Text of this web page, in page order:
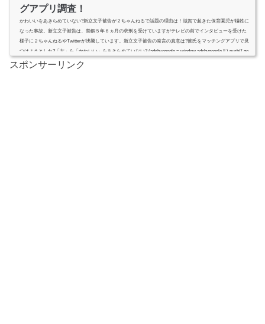
グアプリ調査！
かわいいをあきらめていない?新立文子被告が２ちゃんねるで話題の理由は！滋賀で起きた保育園児が犠牲に
なった事故。新立文子被告は、禁錮５年６ヵ月の求刑を受けていますがテレビの前でインタビューを受けた
様子に２ちゃんねるやTwitterが沸騰しています。新立文子被告の発言の真意は?彼氏をマッチングアプリで見
つけようとした?「女」を「かわいい」をあきらめていない? (adsbygoogle = window.adsbygoogle || ).push({ go
ogle_ad_client: "ca-pub-4735429620646332", enable_page_level_ads: true ...
スポンサーリンク